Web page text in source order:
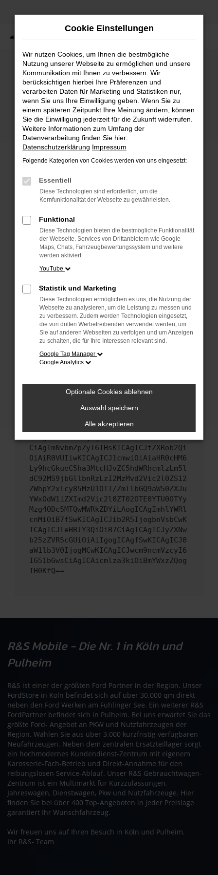
Zum
Fehler: Network Error
Beim Laden ist ein Fehler aufgetreten.
Hier sind ein paar Tipps, die dir helfen können:
Überprüfe deine Firewall und deine
Internetverbindung.
Laden andere Webseiten, zum Beispiel deine
Suchmaschine?
Prüfe deine Browsererweiterungen.
Manche Erweiterungen, wie Werbeblocker,
können das Laden bestimmter Seiten
anderen Browser oder in einem privaten
Fenster?
Starte dein Gerät neu.
Das kann manchmal helfen, vorübergehende
Probleme zu beheben.
Betriebssystem auf dem neuesten Stand
sind.
Veraltete Software birgt nicht nur ein
Sicherheitsrisiko, sondern kann auch dazu
führen, dass bestimmte Funktionen nicht mehr
unterstützt werden.
Wende dich an den Webseitenbetreiber.
hast, kontaktiere uns bitte. Wir werden
versuchen, das Problem zu beheben. Du kannst
uns diesen Text schicken, um uns bei der
Fehlersuche zu unterstützen:
ewogICJuYW1lIjogIk5ldHdvcmtFcnJvciIs
CiAgImNvbmZpZyI6IHsKICAgICJtZXRob2Qi
OiAiR0VUIiwKICAgICJ1cmwiOiAiaHR0cHM6
Ly9hcGkueC5ha3MtcHJvZC5hdWRhcmlzLm5l
dC92MS9jbGllbnRzLzI2MzMvd2Vic2l0ZS12
ZWhpY2xlcy85MzU1OTI/ZmllbGQ9aW50ZXJu
YWxOdW1iZXImd2Vic2l0ZT02OTE0YTU0OTYy
Mzg4ODc5MTQwMWRkZDYiLAogICAgImhlYWRl
cnMiOiB7fSwKICAgICJib2R5IjogbnVsbCwK
ICAgICJleHBlY3QiOiB7CiAgICAgICJyZXNw
b25zZVR5cGUiOiAiIgogICAgfSwKICAgICJ0
aW1lb3V0IjogMCwKICAgICJwcm9ncmVzcyI6
IG51bGwsCiAgICAicmlza3kiOiBmYWxzZQog
IH0KfQ==
R&S Mobile - Die Nr. 1 in Köln und
Pulheim
R&S ist einer der größten Ford Partner in der Region. Unser
FordStore in Köln befindet sich auf über 30.000 qm direkt
neben den Ford Werken am Fühlinger See. Ein weiterer R&S
FordPartner befindet sich in Pulheim. Bei uns erwartet Sie das
größte Ford- Angebot an PKW und Nutzfahrzeugen der
Region. Wählen Sie aus über 3.000 kurzfristig verfügbaren
Neufahrzeugen. Neben dem zentralen Ersatzteillager sorgt
ein hochmodernes Kundendienst-Zentrum mit eigenem
Karosserie-Fach-Betrieb und Direkt-Annahme für den
reibungslosen Service-Ablauf. Unser R&S Gebrauchtwagen-
Zentrum ist ein Multimarkt für Kurzzulassungen,
Jahreswagen, Dienstwagen, Pkw und Nutzfahrzeuge. Hier
finden Sie bei über 400 Top-Angeboten in jeder Preislage
garantiert Ihr Wunschfahrzeug.
Wir freuen uns auf Ihren Besuch in Köln und Pulheim.
Ihr R&S- Team
Cookie Einstellungen
Wir nutzen Cookies, um Ihnen die bestmögliche
Nutzung unserer Webseite zu ermöglichen und unsere
Kommunikation mit Ihnen zu verbessern. Wir
berücksichtigen hierbei Ihre Präferenzen und
verarbeiten Daten für Marketing und Statistiken nur,
wenn Sie uns Ihre Einwilligung geben. Wenn Sie zu
einem späteren Zeitpunkt Ihre Meinung ändern, können
Sie die Einwilligung jederzeit für die Zukunft widerrufen.
Weitere Informationen zum Umfang der
Datenverarbeitung finden Sie hier:
Datenschutzerklärung Impressum
Folgende Kategorien von Cookies werden von uns eingesetzt:
Essentiell
Diese Technologien sind erforderlich, um die
Kernfunktionalität der Webseite zu gewährleisten.
Funktional
Diese Technologien bieten die bestmögliche Funktionalität
der Webseite. Services von Drittanbietern wie Google
Maps, Chats, Fahrzeugbewertungssystem und weitere
werden aktiviert.
YouTube
Statistik und Marketing
Diese Technologien ermöglichen es uns, die Nutzung der
Webseite zu analysieren, um die Leistung zu messen und
zu verbessern. Zudem werden Technologien eingesetzt,
die von dritten Werbetreibenden verwendet werden, um
Sie auf anderen Webseiten zu verfolgen und um Anzeigen
zu schalten, die für Ihre Interessen relevant sind.
Google Tag Manager
Google Analytics
Optionale Cookies ablehnen
Auswahl speichern
Alle akzeptieren